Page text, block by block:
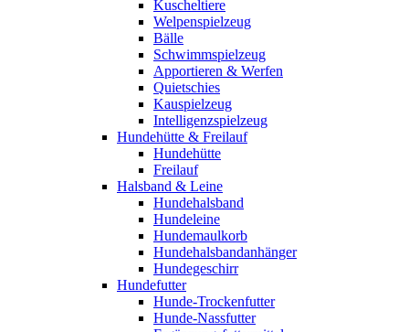
Kuscheltiere
Welpenspielzeug
Bälle
Schwimmspielzeug
Apportieren & Werfen
Quietschies
Kauspielzeug
Intelligenzspielzeug
Hundehütte & Freilauf
Hundehütte
Freilauf
Halsband & Leine
Hundehalsband
Hundeleine
Hundemaulkorb
Hundehalsbandanhänger
Hundegeschirr
Hundefutter
Hunde-Trockenfutter
Hunde-Nassfutter